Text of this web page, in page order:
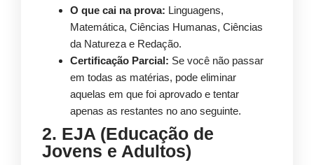
O que cai na prova: Linguagens,
Matemática, Ciências Humanas, Ciências
da Natureza e Redação.
Certificação Parcial: Se você não passar
em todas as matérias, pode eliminar
aquelas em que foi aprovado e tentar
apenas as restantes no ano seguinte.
2. EJA (Educação de
Jovens e Adultos)